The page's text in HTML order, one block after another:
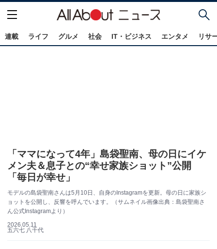
連載 ライフ グルメ 社会 IT・ビジネス エンタメ リサ
「ママになって4年」島袋聖南、母の日にイケ
メン夫＆息子との“幸せ家族ショット”公開
「毎日が幸せ」
モデルの島袋聖南さんは5月10日、自身のInstagramを更新。母の日に家族シ
ョットを公開し、反響を呼んでいます。（サムネイル画像出典：島袋聖南さ
ん公式Instagramより）
2026.05.11
五六七 八千代